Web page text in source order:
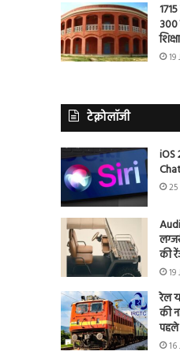
300
शिक्षा
टेक्नोलॉजी
iOS
की
रेल
की